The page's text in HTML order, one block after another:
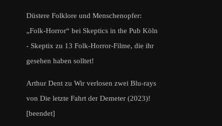
Düstere Folklore und Menschenopfer:
„Folk-Horror“ bei Skeptics in the Pub Köln
- Skeptix zu 13 Folk-Horror-Filme, die ihr
gesehen haben solltet!
Arthur Dent zu Wir verlosen zwei Blu-rays
von Die letzte Fahrt der Demeter (2023)!
[beendet]